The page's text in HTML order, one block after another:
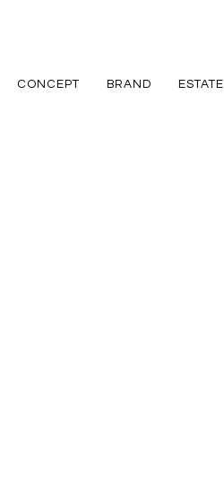
CONCEPT BRAND ESTATE